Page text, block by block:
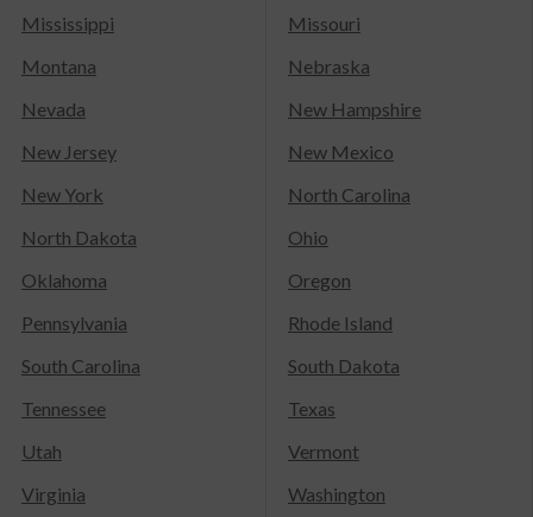
Mississippi
Missouri
Montana
Nebraska
Nevada
New Hampshire
New Jersey
New Mexico
New York
North Carolina
North Dakota
Ohio
Oklahoma
Oregon
Pennsylvania
Rhode Island
South Carolina
South Dakota
Tennessee
Texas
Utah
Vermont
Virginia
Washington